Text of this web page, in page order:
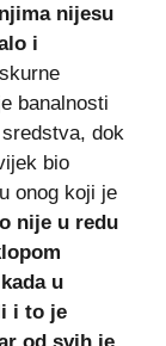
nijesu
i
banalnosti
dok
bio
onog koji je
nije u redu
u
i to je
od svih je